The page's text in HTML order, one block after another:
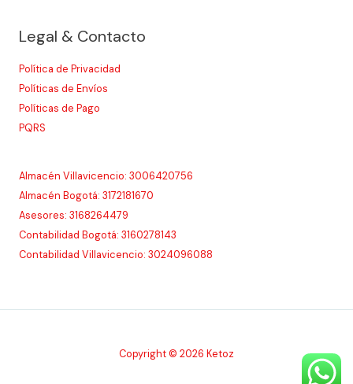
Legal & Contacto
Política de Privacidad
Políticas de Envíos
Políticas de Pago
PQRS
Almacén Villavicencio: 3006420756
Almacén Bogotá: 3172181670
Asesores: 3168264479
Contabilidad Bogotá: 3160278143
Contabilidad Villavicencio: 3024096088
Copyright © 2026 Ketoz